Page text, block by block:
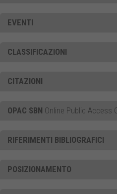
EVENTI
CLASSIFICAZIONI
CITAZIONI
OPAC SBN Online Public Access
RIFERIMENTI BIBLIOGRAFICI
POSIZIONAMENTO